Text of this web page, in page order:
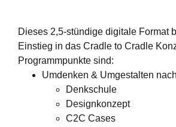
Dieses 2,5-stündige digitale Format
Einstieg in das Cradle to Cradle
Programmpunkte sind:
Umdenken & Umgestalten
Denkschule
Designkonzept
C2C Cases